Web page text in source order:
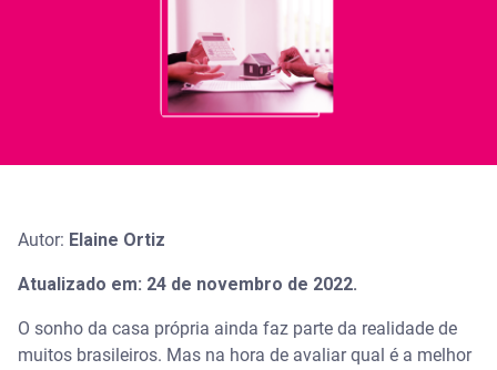
Autor: Elaine Ortiz
Atualizado em: 24 de novembro de 2022.
O sonho da casa própria ainda faz parte da realidade de
muitos brasileiros. Mas na hora de avaliar qual é a melhor